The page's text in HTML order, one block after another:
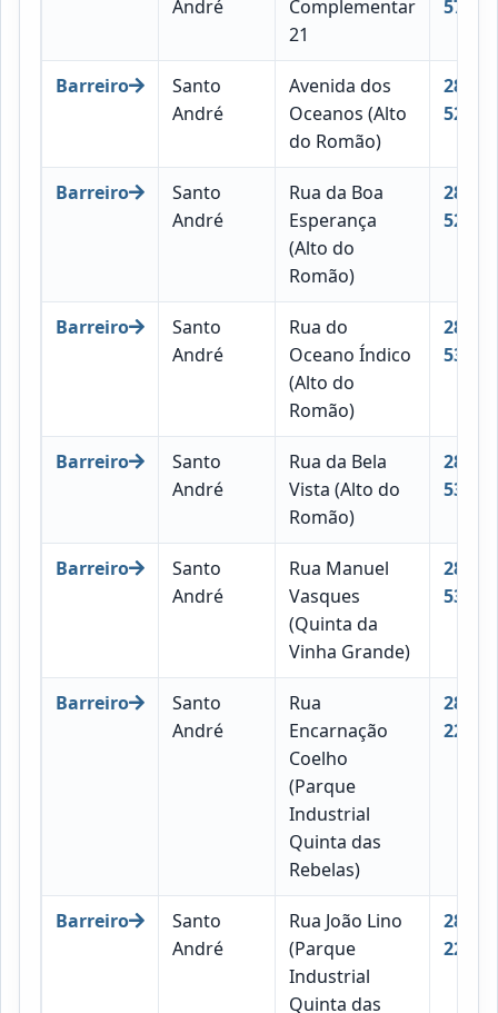
André
Complementar
21
578
Barreiro
Santo
André
Avenida dos
Oceanos (Alto
do Romão)
2830-
528
Barreiro
Santo
André
Rua da Boa
Esperança
(Alto do
Romão)
2830-
529
Barreiro
Santo
André
Rua do
Oceano Índico
(Alto do
Romão)
2830-
530
Barreiro
Santo
André
Rua da Bela
Vista (Alto do
Romão)
2830-
531
Barreiro
Santo
André
Rua Manuel
Vasques
(Quinta da
Vinha Grande)
2830-
535
Barreiro
Santo
André
Rua
Encarnação
Coelho
(Parque
Industrial
Quinta das
Rebelas)
2830-
222
Barreiro
Santo
André
Rua João Lino
(Parque
Industrial
Quinta das
2830-
222